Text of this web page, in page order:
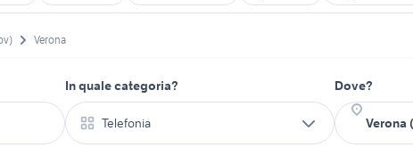
Verona
In quale categoria?
Telefonia
Dove?